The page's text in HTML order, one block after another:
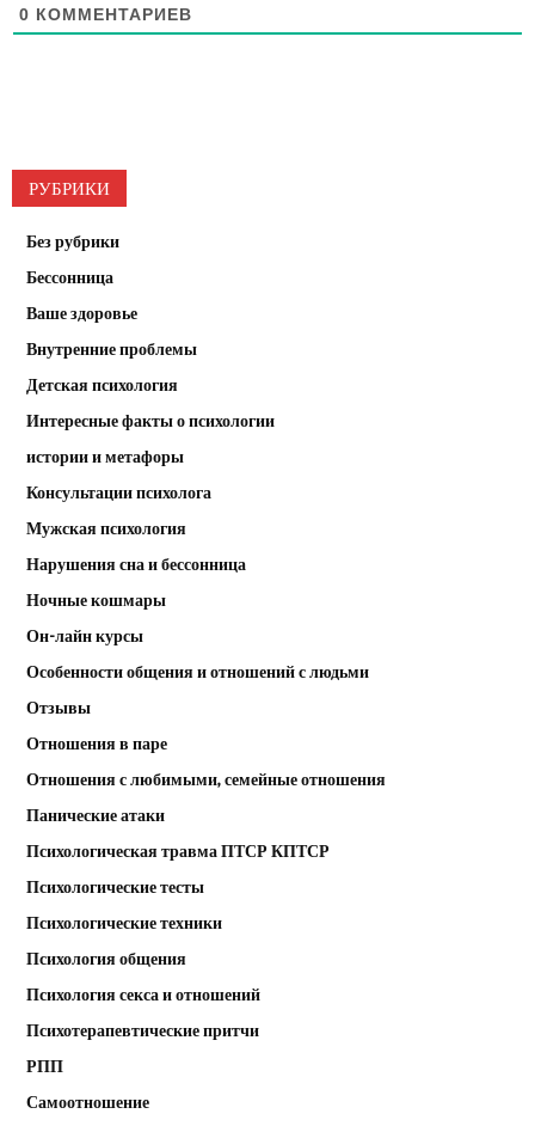
0 КОММЕНТАРИЕВ
РУБРИКИ
Без рубрики
Бессонница
Ваше здоровье
Внутренние проблемы
Детская психология
Интересные факты о психологии
истории и метафоры
Консультации психолога
Мужская психология
Нарушения сна и бессонница
Ночные кошмары
Он-лайн курсы
Особенности общения и отношений с людьми
Отзывы
Отношения в паре
Отношения с любимыми, семейные отношения
Панические атаки
Психологическая травма ПТСР КПТСР
Психологические тесты
Психологические техники
Психология общения
Психология секса и отношений
Психотерапевтические притчи
РПП
Самоотношение